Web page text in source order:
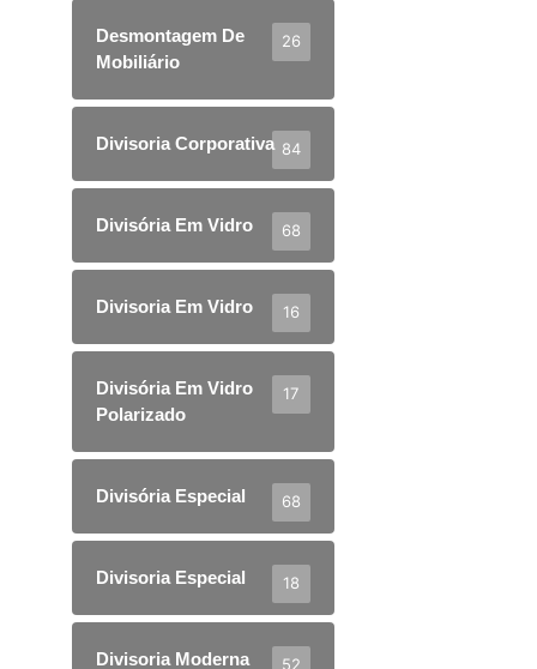
Desmontagem De
Mobiliário
26
Divisoria Corporativa 84
Divisória Em Vidro 68
Divisoria Em Vidro 16
Divisória Em Vidro
Polarizado
17
Divisória Especial 68
Divisoria Especial 18
Divisoria Moderna 52